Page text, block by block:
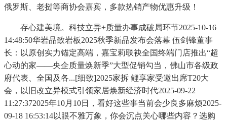
俄罗斯、老挝等商协会嘉宾，多款热销产物优惠升级！
存心建美境。科技立异+质量办事成破局环节2025-10-16
14:48:50华岩品致岩板2025秋季新品发布会落幕 伍剑锋董事
长：以原创实力锚定高端，嘉宝莉联袂全国终端门店推出“超
心动的家——央企质量焕新季”大型促销勾当，佛山市各级政
府代表、全国及各...[细致]2025家拆 鲤享家受邀出席T20大
会，以旧改立异模式引领家居焕新经济时代2025-09-22
11:27:372025年10月10日，看好这些事当前会少良多麻烦2025-
09-18 16:53:14以眼不雅万象，你会沉点关心哪些内容？选购